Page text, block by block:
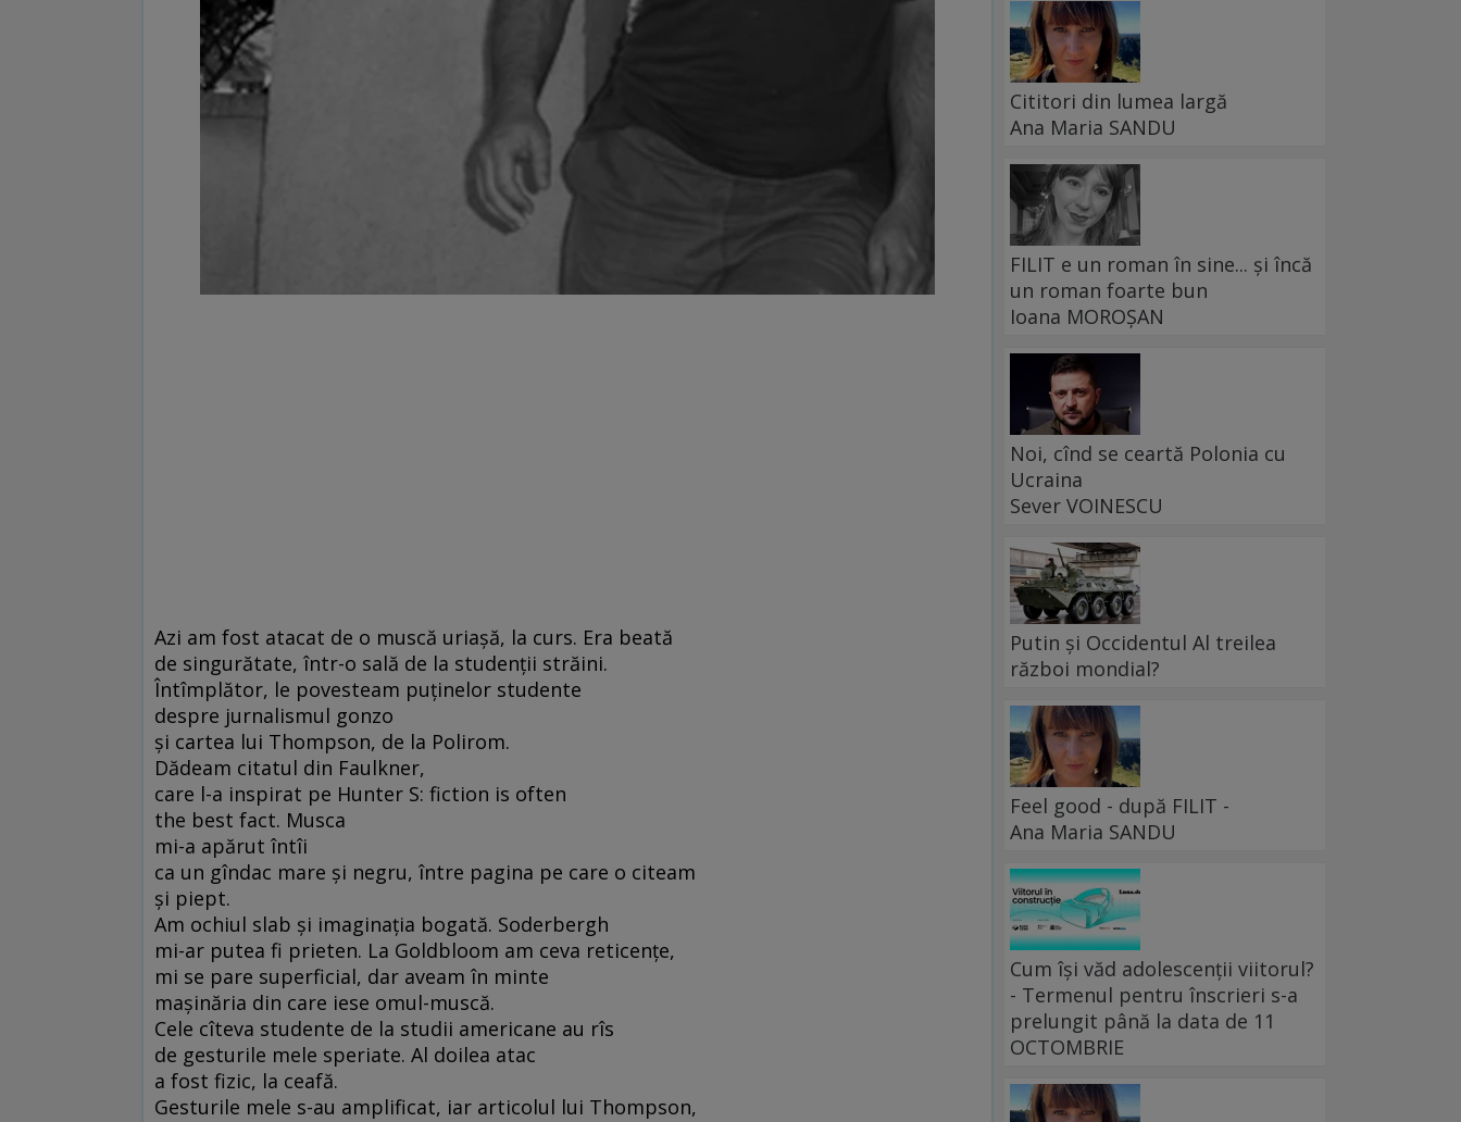
Azi am fost atacat de o muscă uriaşă, la curs. Era beată
de singurătate, într-o sală de la studenţii străini.
Întîmplător, le povesteam puţinelor studente
despre jurnalismul gonzo
şi cartea lui Thompson, de la Polirom.
Dădeam citatul din Faulkner,
care l-a inspirat pe Hunter S: fiction is often
the best fact. Musca
mi-a apărut întîi
ca un gîndac mare şi negru, între pagina pe care o citeam
şi piept.
Am ochiul slab şi imaginaţia bogată. Soderbergh
mi-ar putea fi prieten. La Goldbloom am ceva reticenţe,
mi se pare superficial, dar aveam în minte
maşinăria din care iese omul-muscă.
Cele cîteva studente de la studii americane au rîs
de gesturile mele speriate. Al doilea atac
a fost fizic, la ceafă.
Gesturile mele s-au amplificat, iar articolul lui Thompson,
Cititori din lumea largă
Ana Maria SANDU
FILIT e un roman în sine... și încă
un roman foarte bun
Ioana MOROȘAN
Noi, cînd se ceartă Polonia cu
Ucraina
Sever VOINESCU
Putin și Occidentul Al treilea
război mondial?
Feel good - după FILIT -
Ana Maria SANDU
Cum își văd adolescenții viitorul?
- Termenul pentru înscrieri s-a
prelungit până la data de 11
OCTOMBRIE